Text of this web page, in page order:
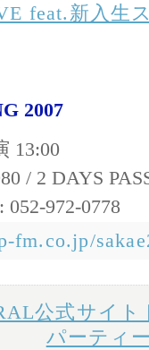
feat.新入生
2007
13:00
/ 2 DAYS
052-972-0778
fm.co.jp/
公式サイト
パーティ